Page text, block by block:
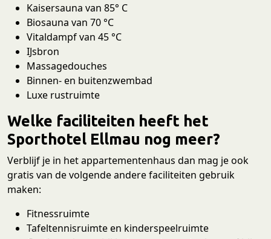
Kaisersauna van 85° C
Biosauna van 70 °C
Vitaldampf van 45 °C
IJsbron
Massagedouches
Binnen- en buitenzwembad
Luxe rustruimte
Welke faciliteiten heeft het
Sporthotel Ellmau nog meer?
Verblijf je in het appartementenhaus dan mag je ook
gratis van de volgende andere faciliteiten gebruik
maken:
Fitnessruimte
Tafeltennisruimte en kinderspeelruimte